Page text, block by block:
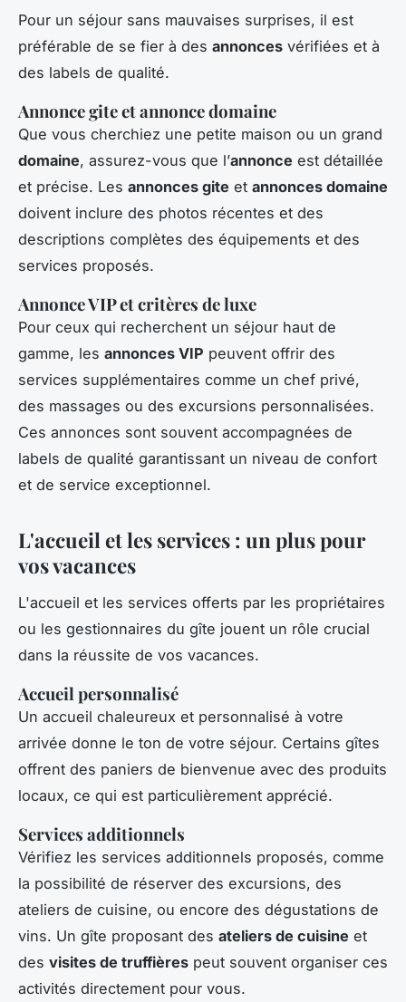
Pour un séjour sans mauvaises surprises, il est
préférable de se fier à des annonces vérifiées et à
des labels de qualité.
Annonce gite et annonce domaine
Que vous cherchiez une petite maison ou un grand
domaine, assurez-vous que l’annonce est détaillée
et précise. Les annonces gite et annonces domaine
doivent inclure des photos récentes et des
descriptions complètes des équipements et des
services proposés.
Annonce VIP et critères de luxe
Pour ceux qui recherchent un séjour haut de
gamme, les annonces VIP peuvent offrir des
services supplémentaires comme un chef privé,
des massages ou des excursions personnalisées.
Ces annonces sont souvent accompagnées de
labels de qualité garantissant un niveau de confort
et de service exceptionnel.
L'accueil et les services : un plus pour
vos vacances
L'accueil et les services offerts par les propriétaires
ou les gestionnaires du gîte jouent un rôle crucial
dans la réussite de vos vacances.
Accueil personnalisé
Un accueil chaleureux et personnalisé à votre
arrivée donne le ton de votre séjour. Certains gîtes
offrent des paniers de bienvenue avec des produits
locaux, ce qui est particulièrement apprécié.
Services additionnels
Vérifiez les services additionnels proposés, comme
la possibilité de réserver des excursions, des
ateliers de cuisine, ou encore des dégustations de
vins. Un gîte proposant des ateliers de cuisine et
des visites de truffières peut souvent organiser ces
activités directement pour vous.